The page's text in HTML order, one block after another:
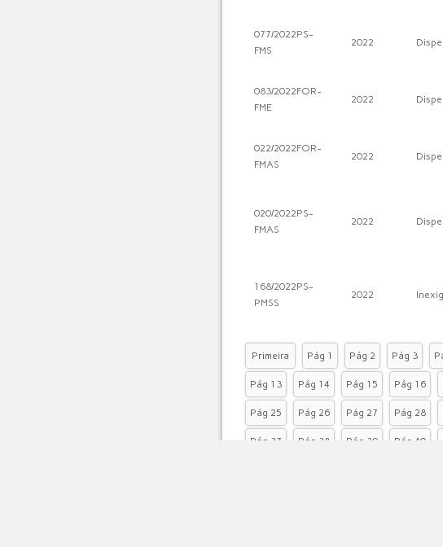
077/2022PS-
FMS
2022
083/2022FOR-
FME
2022
022/2022FOR-
FMAS
2022
020/2022PS-
FMAS
2022
168/2022PS-
PMSS
2022
Primeira Pág 1 Pág 2 Pág 3
Pág 13 Pág 14 Pág 15 Pág 16
Pág 25 Pág 26 Pág 27 Pág 28
Pág 37 Pág 38 Pág 39 Pág 40